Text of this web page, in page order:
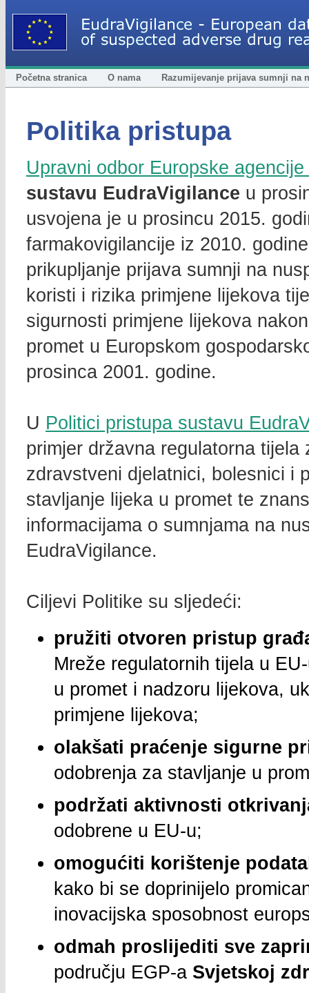
Početna stranica O nama Razumijevanje prijava sumnji na
Politika pristupa
Upravni odbor Europske
sustavu EudraVigilance u
usvojena je u prosincu 2015.
farmakovigilancije iz 2010.
prikupljanje prijava sumnji na
koristi i rizika primjene lijekova
sigurnosti primjene lijekova
promet u Europskom
prosinca 2001. godine.
U Politici pristupa sustavu
primjer državna regulatorna
zdravstveni djelatnici, bolesnici i
stavljanje lijeka u promet te
informacijama o sumnjama na
EudraVigilance.
Ciljevi Politike su sljedeći:
pružiti otvoren pristup
Mreže regulatornih tijela u
u promet i nadzoru lijekova,
primjene lijekova;
olakšati praćenje sigurne
odobrenja za stavljanje u
podržati aktivnosti
odobrene u EU-u;
omogućiti korištenje
kako bi se doprinijelo
inovacijska sposobnost
odmah proslijediti sve
području EGP-a Svjetskoj